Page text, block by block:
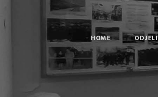
HOME ODJELI